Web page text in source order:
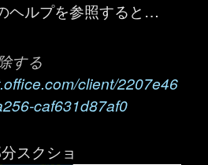
ヘルプを参照すると…
する
client/2207e46
caf631d87af0
スクショ